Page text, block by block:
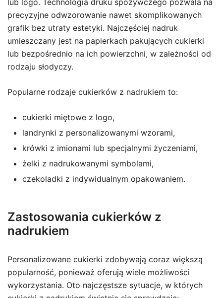
lub logo. Technologia druku spożywczego pozwala na
precyzyjne odwzorowanie nawet skomplikowanych
grafik bez utraty estetyki. Najczęściej nadruk
umieszczany jest na papierkach pakujących cukierki
lub bezpośrednio na ich powierzchni, w zależności od
rodzaju słodyczy.
Popularne rodzaje cukierków z nadrukiem to:
cukierki miętowe z logo,
landrynki z personalizowanymi wzorami,
krówki z imionami lub specjalnymi życzeniami,
żelki z nadrukowanymi symbolami,
czekoladki z indywidualnym opakowaniem.
Zastosowania cukierków z
nadrukiem
Personalizowane cukierki zdobywają coraz większą
popularność, ponieważ oferują wiele możliwości
wykorzystania. Oto najczęstsze sytuacje, w których